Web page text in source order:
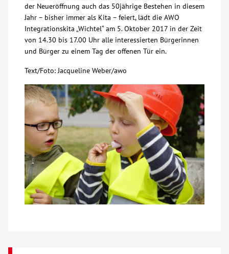
der Neueröffnung auch das 50jährige Bestehen in diesem
Jahr – bisher immer als Kita – feiert, lädt die AWO
Integrationskita „Wichtel“ am 5. Oktober 2017 in der Zeit
von 14.30 bis 17.00 Uhr alle interessierten Bürgerinnen
und Bürger zu einem Tag der offenen Tür ein.
Text/Foto: Jacqueline Weber/awo